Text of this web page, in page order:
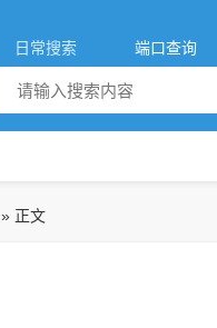
日常搜索 端口查询
» 正文